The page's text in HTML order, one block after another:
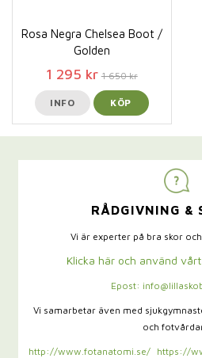
Rosa Negra Chelsea Boot /
Golden
1 295 kr 1 650 kr
INFO KÖP
RÅDGIVNING &
Vi är experter på bra skor
Klicka här och använd
Epost:
Vi samarbetar även med
och
http://www.fotanatomi.se/
https://